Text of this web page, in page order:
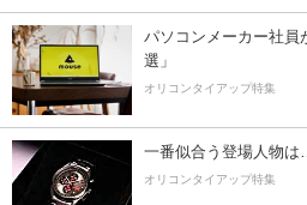
パソコンメーカー社員
選」
オリコンタイアップ特集
一番似合う登場人物
オリコンタイアップ特集